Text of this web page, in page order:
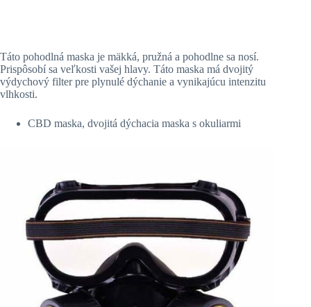
Táto pohodlná maska je mäkká, pružná a pohodlne sa nosí.
Prispôsobí sa veľkosti vašej hlavy. Táto maska má dvojitý
výdychový filter pre plynulé dýchanie a vynikajúcu intenzitu
vlhkosti.
CBD maska, dvojitá dýchacia maska s okuliarmi